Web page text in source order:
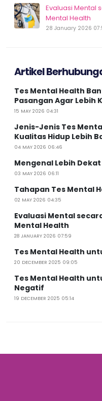
Evaluasi Mental
Mental Health
28 January 2026
Artikel
Tes Mental Health
Pasangan Agar Lebih
15 MAY 2026 04:31
Jenis-Jenis Tes
Kualitas Hidup Lebih
04 MAY 2026 06:46
Mengenal Lebih
03 MAY 2026 06:11
Tahapan Tes Mental
02 MAY 2026 04:35
Evaluasi Mental
Mental Health
28 JANUARY 2026 07:59
Tes Mental Health
20 DECEMBER 2025 09:05
Tes Mental Health
Negatif
19 DECEMBER 2025 05:14